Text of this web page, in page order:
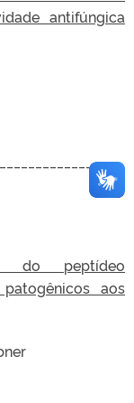
antifúngica
do peptídeo
aos